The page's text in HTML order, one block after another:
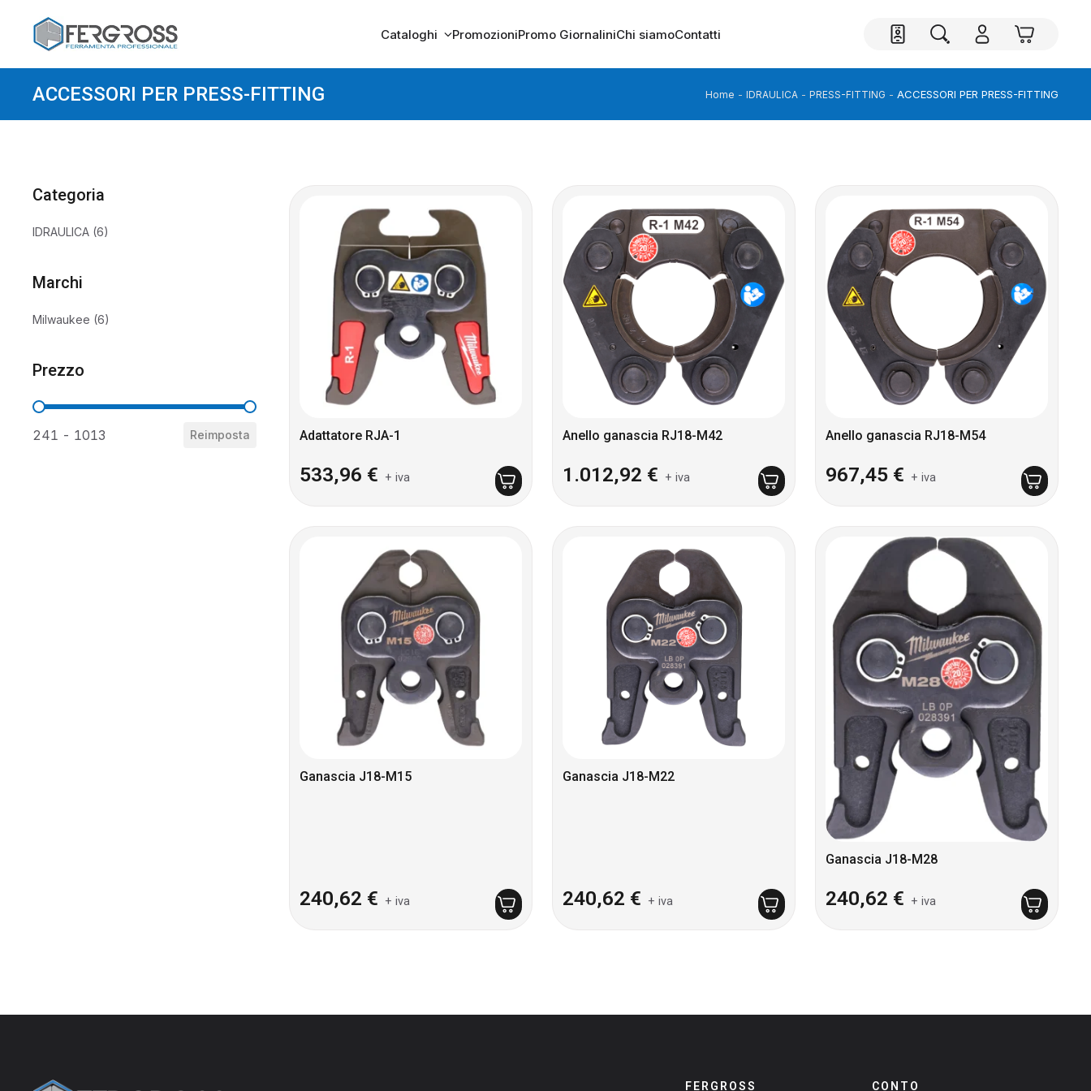
Cataloghi PromozioniPromo GiornaliniChi siamoContatti
ACCESSORI PER PRESS-FITTING Home IDRAULICA PRESS-FITTING ACCESSORI PER PRESS-FITTING
Categoria
Categoria
IDRAULICA (6)
Marchi
Marchi
Milwaukee (6)
Prezzo
Prezzo
241 - 1013 Reimposta Adattatore RJA-1
533,96 € + iva
Anello ganascia RJ18-M42
1.012,92 € + iva
Anello ganascia RJ18-M54
967,45 € + iva
Ganascia J18-M15
240,62 € + iva
Ganascia J18-M22
240,62 € + iva
Ganascia J18-M28
240,62 € + iva
FERGROSS CONTO